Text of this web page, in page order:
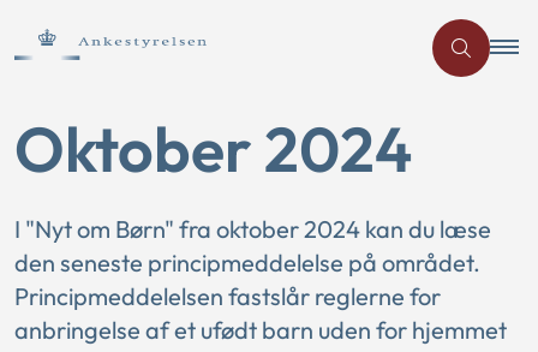
Oktober 2024
I "Nyt om Børn" fra oktober 2024 kan du læse
den seneste principmeddelelse på området.
Principmeddelelsen fastslår reglerne for
anbringelse af et ufødt barn uden for hjemmet